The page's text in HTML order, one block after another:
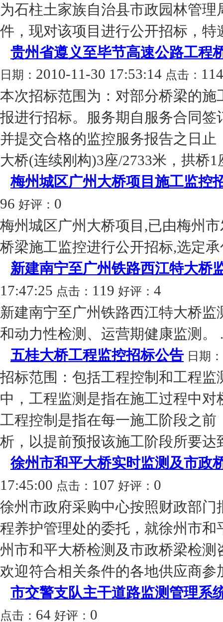
为石柱土家族自治县市政园林管
件，现对该项目进行公开招标，
贵州省遵义至毕节高速公路工程
日期： 2010-11-30 17:53:14 点击：
本次招标范围为：对部分桥梁的
报进行招标。服务期自服务合同
并提交合格的监控服务报告之日
大桥(连续刚构)3座/2733米，拱桥1
梅州城区广州大桥项目施工监控
96 好评： 0
梅州城区广州大桥项目,已由梅州
桥梁施工监控进行公开招标,选定承
新建南宁至广州铁路西江特大桥
17:47:25 点击： 119 好评： 4
新建南宁至广州铁路西江特大桥
和动力性检测、运营期健康监测。
五桂大桥工程监控招标公告 日期：
招标范围：包括工程控制和工程
中，工程监测是指在施工过程中
工程控制是指在每一施工阶段之
析，以提前预报该施工阶段所要达
徐州市和平大桥实时监测及市政
17:45:00 点击： 107 好评： 0
徐州市政府采购中心按照财政部
程养护管理处的委托，就徐州市
州市和平大桥检测及市政桥梁检
欢迎符合相关条件的各地供应商参
市交警支队主干道路监测管理系
点击： 64 好评： 0